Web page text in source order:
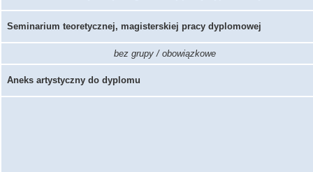
Seminarium teoretycznej, magisterskiej pracy dyplomowej
bez grupy / obowiązkowe
Aneks artystyczny do dyplomu